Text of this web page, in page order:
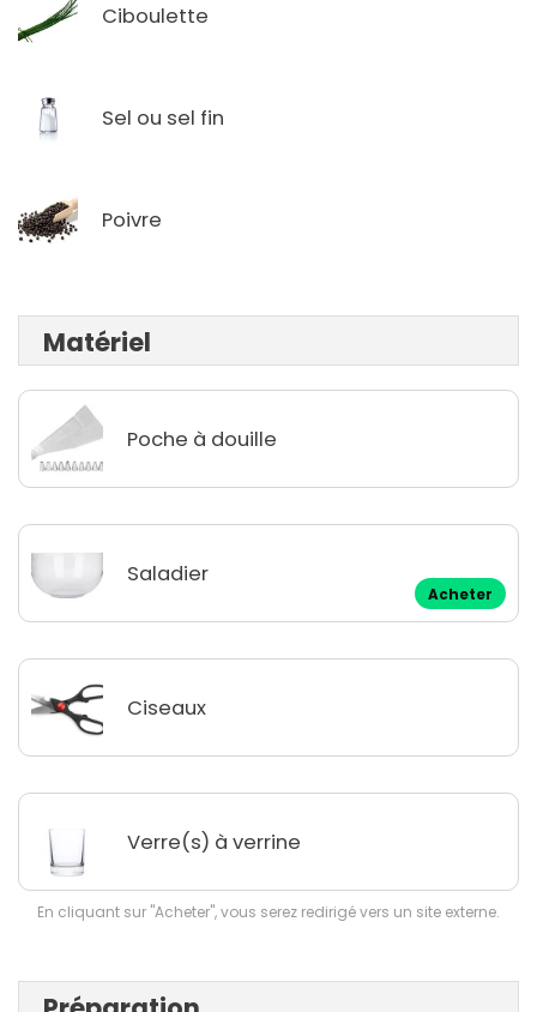
Ciboulette
Sel ou sel fin
Poivre
Matériel
Poche à douille
Saladier
Acheter
Ciseaux
Verre(s) à verrine
En cliquant sur "Acheter", vous serez redirigé vers un site externe.